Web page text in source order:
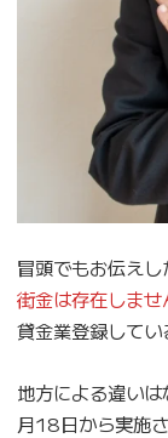
冒頭でもお伝えし
街金は存在しませ
貸金業登録してい
地方による違い
月18日から実施